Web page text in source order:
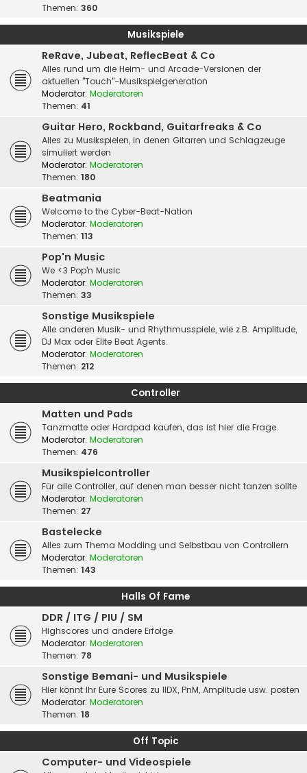
Themen: 360
Musikspiele
ReRave, Jubeat, ReflecBeat & Co
Alles rund um die Heim- und Arcade-Versionen der
aktuellen "Touch"-Musikspielgeneration
Moderator: Moderatoren
Themen: 41
Guitar Hero, Rockband, Guitarfreaks & Co
Alles zu Musikspielen, in denen Gitarren und Schlagzeuge
simuliert werden
Moderator: Moderatoren
Themen: 180
Beatmania
Welcome to the Cyber-Beat-Nation
Moderator: Moderatoren
Themen: 113
Pop'n Music
We <3 Pop'n Music
Moderator: Moderatoren
Themen: 33
Sonstige Musikspiele
Alle anderen Musik- und Rhythmusspiele, wie z.B. Amplitude,
DJ Max oder Elite Beat Agents.
Moderator: Moderatoren
Themen: 212
Controller
Matten und Pads
Tanzmatte oder Hardpad kaufen, das ist hier die Frage.
Moderator: Moderatoren
Themen: 476
Musikspielcontroller
Für alle Controller, auf denen man besser nicht tanzen sollte
Moderator: Moderatoren
Themen: 27
Bastelecke
Alles zum Thema Modding und Selbstbau von Controllern
Moderator: Moderatoren
Themen: 143
Halls Of Fame
DDR / ITG / PIU / SM
Highscores und andere Erfolge
Moderator: Moderatoren
Themen: 78
Sonstige Bemani- und Musikspiele
Hier könnt Ihr Eure Scores zu IIDX, PnM, Amplitude usw. posten
Moderator: Moderatoren
Themen: 18
Off Topic
Computer- und Videospiele